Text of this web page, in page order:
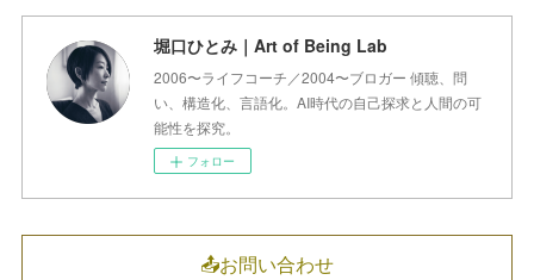
堀口ひとみ｜Art of Being Lab
2006〜ライフコーチ／2004〜ブロガー 傾聴、問
い、構造化、言語化。AI時代の自己探求と人間の可
能性を探究。
フォロー
📤お問い合わせ